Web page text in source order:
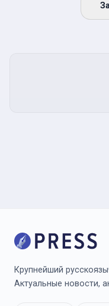
Крупнейший
Актуальные новости,